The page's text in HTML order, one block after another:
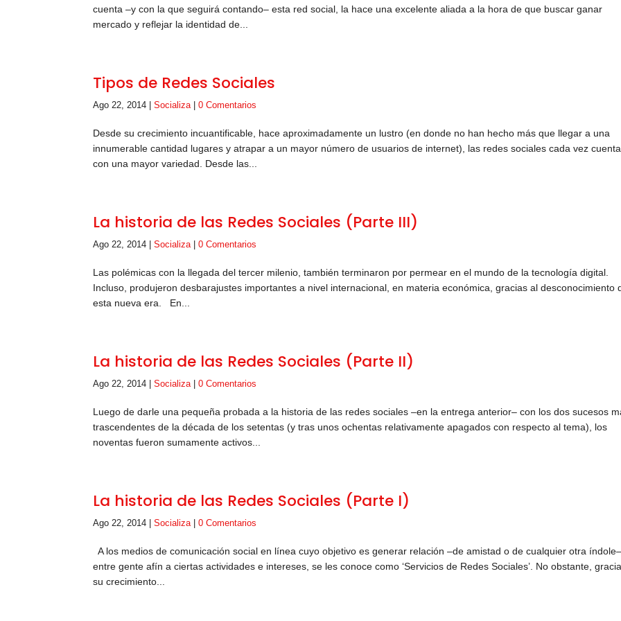
cuenta –y con la que seguirá contando– esta red social, la hace una excelente aliada a la hora de que buscar ganar
mercado y reflejar la identidad de...
Tipos de Redes Sociales
Ago 22, 2014 |Socializa|0 Comentarios
Desde su crecimiento incuantificable, hace aproximadamente un lustro (en donde no han hecho más que llegar a una
innumerable cantidad lugares y atrapar a un mayor número de usuarios de internet), las redes sociales cada vez
con una mayor variedad. Desde las...
La historia de las Redes Sociales (Parte III)
Ago 22, 2014 |Socializa|0 Comentarios
Las polémicas con la llegada del tercer milenio, también terminaron por permear en el mundo de la tecnología digital.
Incluso, produjeron desbarajustes importantes a nivel internacional, en materia económica, gracias al desconocimiento
esta nueva era. En...
La historia de las Redes Sociales (Parte II)
Ago 22, 2014 |Socializa|0 Comentarios
Luego de darle una pequeña probada a la historia de las redes sociales –en la entrega anterior– con los dos sucesos
trascendentes de la década de los setentas (y tras unos ochentas relativamente apagados con respecto al tema), los
noventas fueron sumamente activos...
La historia de las Redes Sociales (Parte I)
Ago 22, 2014 |Socializa|0 Comentarios
A los medios de comunicación social en línea cuyo objetivo es generar relación –de amistad o de cualquier otra índole–
entre gente afín a ciertas actividades e intereses, se les conoce como ‘Servicios de Redes Sociales’. No obstante,
su crecimiento...